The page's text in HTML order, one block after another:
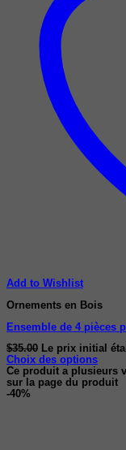
Add to Wishlist
Ornements en Bois
Ensemble de 4 pièces
$35.00 Le prix initial
Choix des options
Ce produit a plusieurs
sur la page du produit
-40%